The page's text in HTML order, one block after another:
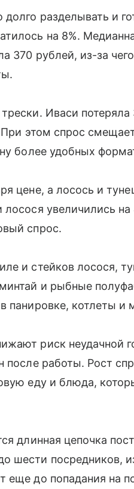
разделывать и
на 8%.
370 рублей, из-за
Иваси
этом спрос
более удобных
цене, а лосось и
увеличились
спрос.
и стейков лосося,
и рыбные
панировке, котлеты и
риск неудачной
работы. Рост
еду и блюда,
длинная цепочка
шести посредников,
еще до попадания на